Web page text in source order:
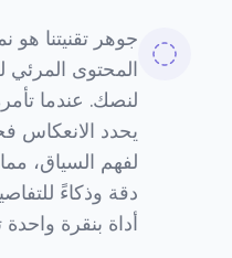
جوهر تقنيتنا
المحتوى المرئي
لنصك. عندما
يحدد الانعكاس
لفهم السياق، مما
دقة وذكاءً
أداة بنقرة واحدة